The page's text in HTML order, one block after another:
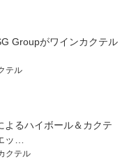
Groupがワインカクテル
テル
よるハイボール＆カクテ
ッ…
クテル